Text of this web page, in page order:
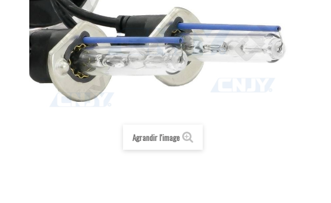
Agrandir l'image